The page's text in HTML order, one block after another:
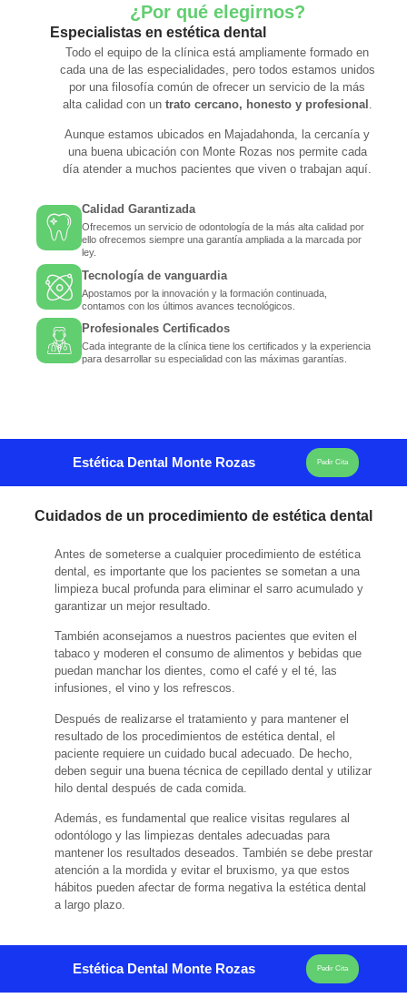
¿Por qué elegirnos?
Especialistas en estética dental
Todo el equipo de la clínica está ampliamente formado en
cada una de las especialidades, pero todos estamos unidos
por una filosofía común de ofrecer un servicio de la más
alta calidad con untrato cercano, honesto y profesional
Aunque estamos ubicados en Majadahonda, la cercanía y
una buena ubicación con Monte Rozas nos permite cada
día atender a muchos pacientes que viven o trabajan aquí.
Calidad Garantizada
Ofrecemos un servicio de odontología de la más alta calidad por
ello ofrecemos siempre una garantía ampliada a la marcada por
ley.
Tecnología de vanguardia
Apostamos por la innovación y la formación continuada,
contamos con los últimos avances tecnológicos.
Profesionales Certificados
Cada integrante de la clínica tiene los certificados y la experiencia
para desarrollar su especialidad con las máximas garantías.
Estética Dental Monte Rozas Pedir Cita
Cuidados de un procedimiento de estética dental
Antes de someterse a cualquier procedimiento de estética
dental, es importante que los pacientes se sometan a una
limpieza bucal profunda para eliminar el sarro acumulado y
garantizar un mejor resultado.
También aconsejamos a nuestros pacientes que eviten el
tabaco y moderen el consumo de alimentos y bebidas que
puedan manchar los dientes, como el café y el té, las
infusiones, el vino y los refrescos.
Después de realizarse el tratamiento y para mantener el
resultado de los procedimientos de estética dental, el
paciente requiere un cuidado bucal adecuado. De hecho,
deben seguir una buena técnica de cepillado dental y utilizar
hilo dental después de cada comida.
Además, es fundamental que realice visitas regulares al
odontólogo y las limpiezas dentales adecuadas para
mantener los resultados deseados. También se debe prestar
atención a la mordida y evitar el bruxismo, ya que estos
hábitos pueden afectar de forma negativa la estética dental
a largo plazo.
Estética Dental Monte Rozas Pedir Cita